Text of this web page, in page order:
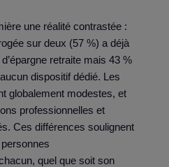
une réalité contrastée :
sur deux (57 %) a déjà
retraite mais 43 %
dispositif dédié. Les
globalement modestes, et
professionnelles et
Ces différences soulignent
quel que soit son